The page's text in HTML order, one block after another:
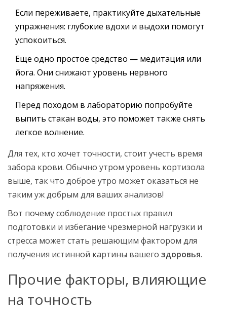
Если переживаете, практикуйте дыхательные
упражнения: глубокие вдохи и выдохи помогут
успокоиться.
Еще одно простое средство — медитация или
йога. Они снижают уровень нервного
напряжения.
Перед походом в лабораторию попробуйте
выпить стакан воды, это поможет также снять
легкое волнение.
Для тех, кто хочет точности, стоит учесть время
забора крови. Обычно утром уровень кортизола
выше, так что доброе утро может оказаться не
таким уж добрым для ваших анализов!
Вот почему соблюдение простых правил
подготовки и избегание чрезмерной нагрузки и
стресса может стать решающим фактором для
получения истинной картины вашего здоровья.
Прочие факторы, влияющие
на точность